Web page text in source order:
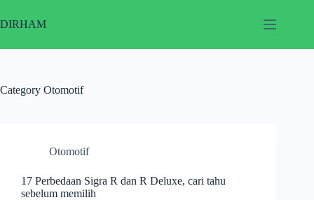
to
content
DIRHAM
Category Otomotif
Otomotif
17 Perbedaan Sigra R dan R Deluxe, cari tahu
sebelum memilih